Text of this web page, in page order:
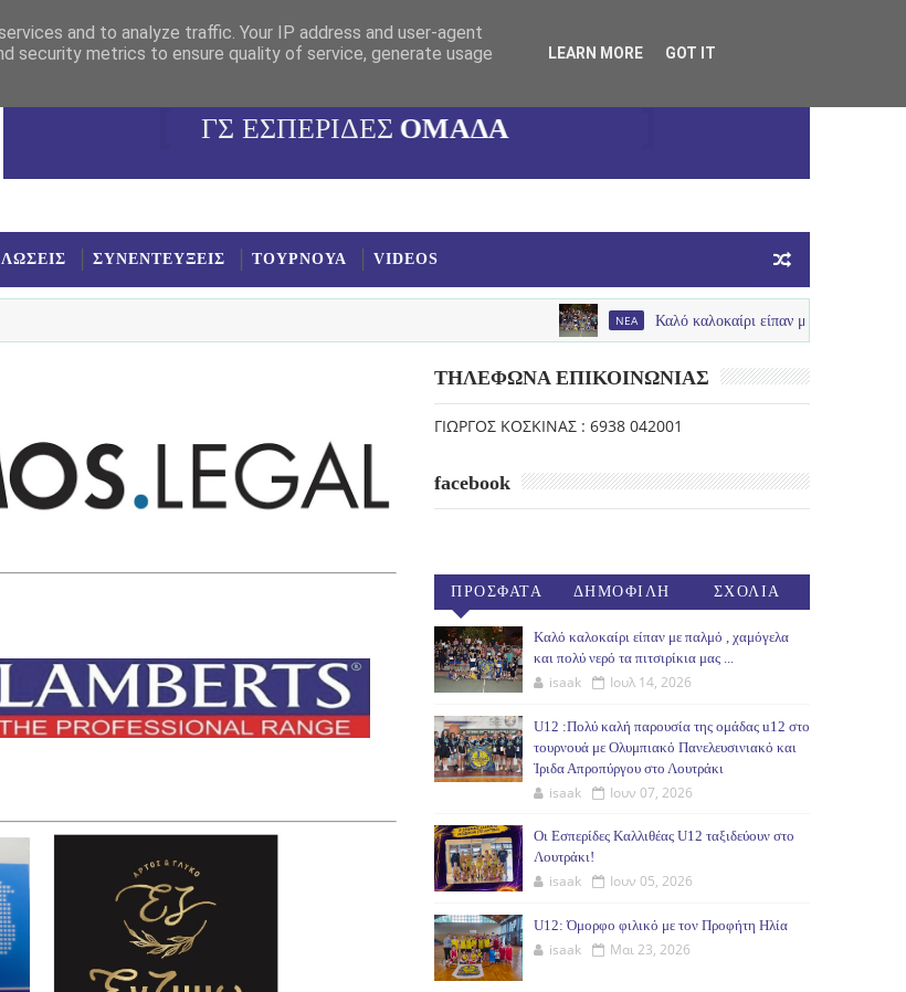
ΓΣ ΕΣΠΕΡΙΔΕΣ
ΚΑΛΛΙΘΕΑΣ
ΟΜΑΔΑ
ΜΠΑΣΚΕΤ
ΣΥΝΕΝΤΕΥΞΕΙΣ ΤΟΥΡΝΟΥΑ VIDEOS
NEA Καλό καλοκαίρι είπαν με παλμό , χαμόγελα και
ΤΗΛΕΦΩΝΑ ΕΠΙΚΟΙΝΩΝΙΑΣ
ΓΙΩΡΓΟΣ ΚΟΣΚΙΝΑΣ : 6938 042001
facebook
ΠΡΟΣΦΑΤΑ ΔΗΜΟΦΙΛΗ ΣΧΟΛΙΑ
Καλό καλοκαίρι είπαν με παλμό , χαμόγελα
και πολύ νερό τα πιτσιρίκια μας ...
isaak Ιουλ 14, 2026
U12 :Πολύ καλή παρουσία της ομάδας u12 στο
τουρνουά με Ολυμπιακό Πανελευσινιακό και
Ίριδα Απροπύργου στο Λουτράκι
isaak Ιουν 07, 2026
Οι Εσπερίδες Καλλιθέας U12 ταξιδεύουν στο
Λουτράκι!
isaak Ιουν 05, 2026
U12: Όμορφο φιλικό με τον Προφήτη Ηλία
isaak Μαι 23, 2026
and to analyze traffic. Your IP address and user-agent
security metrics to ensure quality of service, generate usage
LEARN MORE GOT IT